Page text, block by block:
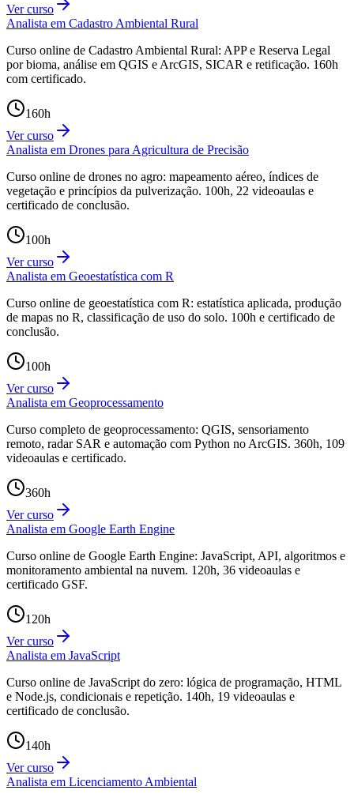
Ver curso
Analista em Cadastro Ambiental Rural
Curso online de Cadastro Ambiental Rural: APP e Reserva Legal
por bioma, análise em QGIS e ArcGIS, SICAR e retificação. 160h
com certificado.
160h
Ver curso
Analista em Drones para Agricultura de Precisão
Curso online de drones no agro: mapeamento aéreo, índices de
vegetação e princípios da pulverização. 100h, 22 videoaulas e
certificado de conclusão.
100h
Ver curso
Analista em Geoestatística com R
Curso online de geoestatística com R: estatística aplicada, produção
de mapas no R, classificação de uso do solo. 100h e certificado de
conclusão.
100h
Ver curso
Analista em Geoprocessamento
Curso completo de geoprocessamento: QGIS, sensoriamento
remoto, radar SAR e automação com Python no ArcGIS. 360h, 109
videoaulas e certificado.
360h
Ver curso
Analista em Google Earth Engine
Curso online de Google Earth Engine: JavaScript, API, algoritmos e
monitoramento ambiental na nuvem. 120h, 36 videoaulas e
certificado GSF.
120h
Ver curso
Analista em JavaScript
Curso online de JavaScript do zero: lógica de programação, HTML
e Node.js, condicionais e repetição. 140h, 19 videoaulas e
certificado de conclusão.
140h
Ver curso
Analista em Licenciamento Ambiental